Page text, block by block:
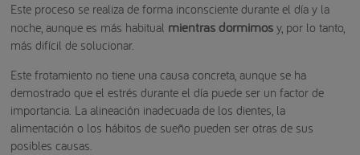
Este proceso se realiza de forma inconsciente durante el día y la
noche, aunque es más habitual mientras dormimosy, por lo tanto,
más difícil de solucionar.
Este frotamiento no tiene una causa concreta, aunque se ha
demostrado que el estrés durante el día puede ser un factor de
importancia. La alineación inadecuada de los dientes, la
alimentación o los hábitos de sueño pueden ser otras de sus
posibles causas.